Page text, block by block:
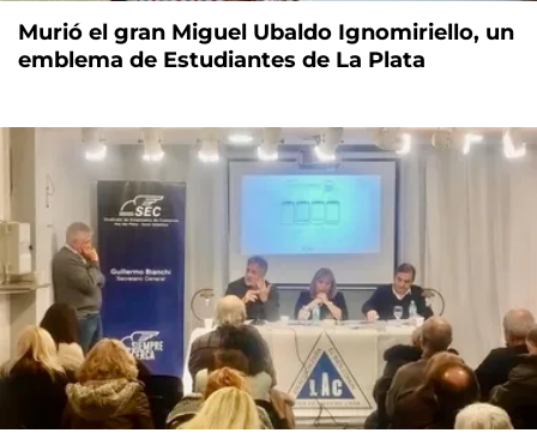
Murió el gran Miguel Ubaldo Ignomiriello, un
emblema de Estudiantes de La Plata